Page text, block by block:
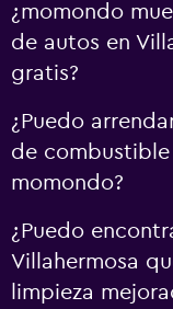
¿momondo
de autos en
gratis?
¿Puedo
de combustible
momondo?
¿Puedo
Villahermosa
limpieza